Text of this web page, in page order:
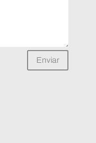
Enviar